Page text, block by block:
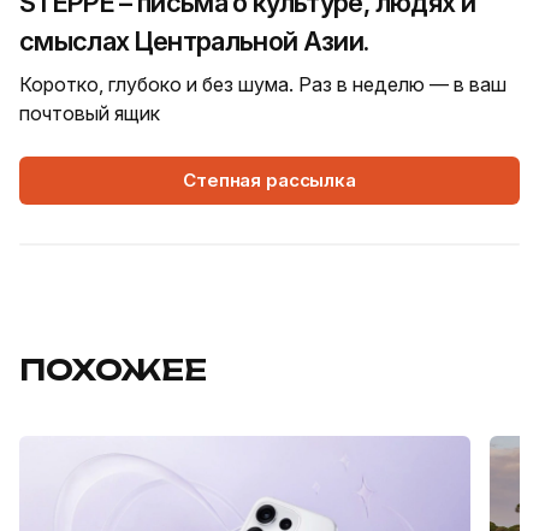
смыслах Центральной Азии.
Коротко, глубоко и без шума. Раз в неделю — в ваш
почтовый ящик
Степная рассылка
ПОХОЖЕЕ